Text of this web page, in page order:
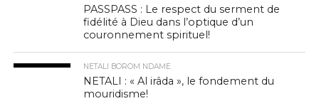
PASSPASS : Le respect du serment de
fidélité à Dieu dans l’optique d’un
couronnement spirituel!
NETALI BOROM NDAME
NETALI : « Al irâda », le fondement du
mouridisme!